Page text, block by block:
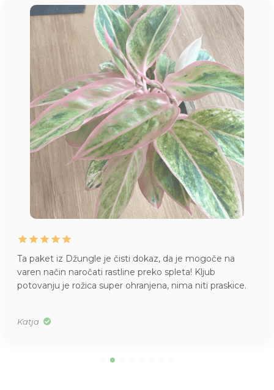
Ta paket iz Džungle je čisti dokaz, da je mogoče na
varen način naročati rastline preko spleta! Kljub
potovanju je rožica super ohranjena, nima niti praskice.
Katja